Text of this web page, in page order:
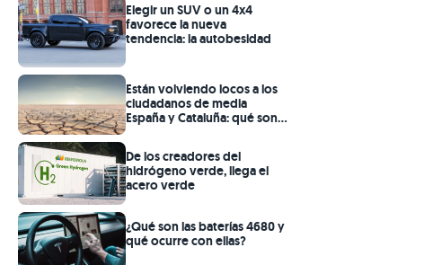
Elegir un SUV o un 4x4
favorece la nueva
tendencia: la autobesidad
Están volviendo locos a los
ciudadanos de media
España y Cataluña: qué son
De los creadores del
hidrógeno verde, llega el
acero verde
¿Qué son las baterías 4680 y
qué ocurre con ellas?